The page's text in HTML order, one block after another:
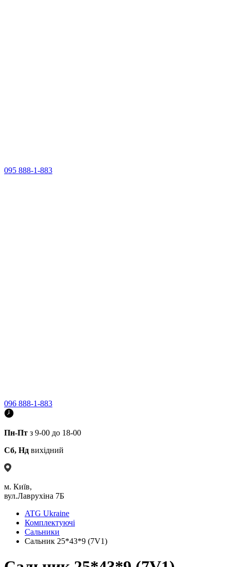
095 888-1-883
096 888-1-883
Пн-Пт з 9-00 до 18-00
Сб, Нд вихідний
м. Київ,
вул.Лаврухіна 7Б
ATG Ukraine
Комплектуючі
Сальники
Сальник 25*43*9 (7V1)